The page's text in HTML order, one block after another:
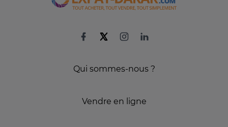
Qui sommes-nous ?
Vendre en ligne